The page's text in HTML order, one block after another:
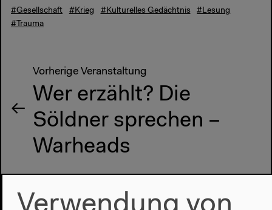
#Gesellschaft #Krieg #Kulturelles Gedächtnis
#Lesung
#Trauma
Vorherige Veranstaltung
Wer erzählt? Die
Söldner sprechen –
Warheads
Nächste Veranstaltung